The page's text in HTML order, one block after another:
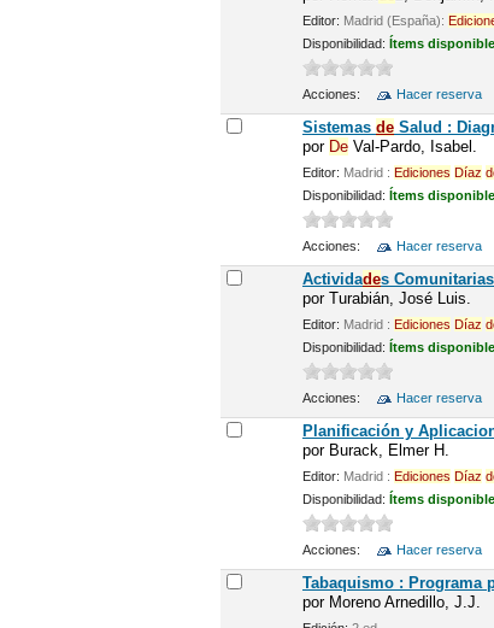
Editor: Madrid (España):
Disponibilidad: Ítems
Acciones: Hacer reserva
Sistemas deSalud :
por DeVal-Pardo, Isabel.
Editor: Madrid : Ediciones Díaz
Disponibilidad: Ítems
Acciones: Hacer reserva
Actividades
por Turabián, José Luis.
Editor: Madrid : Ediciones Díaz
Disponibilidad: Ítems
Acciones: Hacer reserva
Planificación y
por Burack, Elmer H.
Editor: Madrid : Ediciones Díaz
Disponibilidad: Ítems
Acciones: Hacer reserva
Tabaquismo : Programa
por Moreno Arnedillo, J.J.